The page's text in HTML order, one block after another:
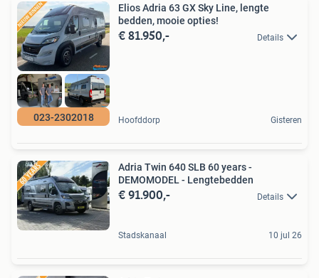
023-2302018
Elios Adria 63 GX Sky Line, lengte
bedden, mooie opties!
€ 81.950,- Details
Hoofddorp Gisteren
Adria Twin 640 SLB 60 years -
DEMOMODEL - Lengtebedden
€ 91.900,- Details
Stadskanaal 10 jul 26